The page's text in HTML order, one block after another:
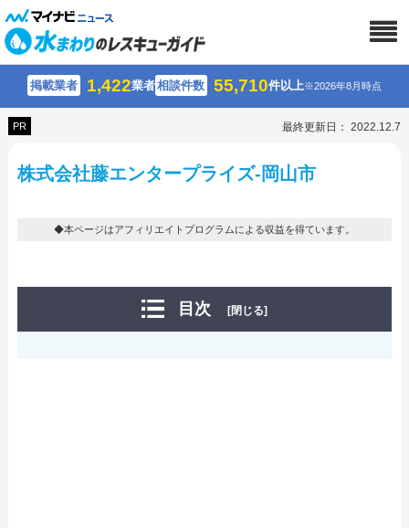
掲載業者 1,422業者相談件数 55,710件以上※2026年8月時点
PR 最終更新日： 2022.12.7
株式会社藤エンタープライズ-岡山市
◆本ページはアフィリエイトプログラムによる収益を得ています。
目次 [閉じる]